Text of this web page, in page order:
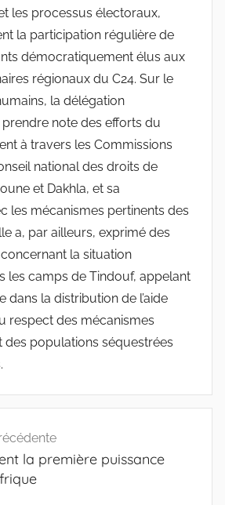
les processus électoraux,
la participation régulière de
démocratiquement élus aux
régionaux du C24. Sur le
la délégation
note des efforts du
à travers les Commissions
national des droits de
et Dakhla, et sa
les mécanismes pertinents des
a, par ailleurs, exprimé des
la situation
les camps de Tindouf, appelant
dans la distribution de l’aide
respect des mécanismes
des populations séquestrées
la première puissance